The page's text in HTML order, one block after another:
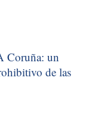
Coruña: un
de las